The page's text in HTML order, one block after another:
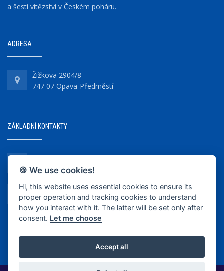
a šesti vítězství v Českém poháru.
ADRESA
Žižkova 2904/8
747 07 Opava-Předměstí
ZÁKLADNÍ KONTAKTY
+420 737 218 679
info@bkopava.cz
www.bkopava.cz
🍪 We use cookies!
Hi, this website uses essential cookies to ensure its
proper operation and tracking cookies to understand
how you interact with it. The latter will be set only after
consent. Let me choose
Accept all